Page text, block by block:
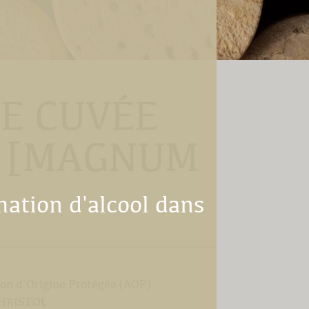
d'alcool dans
Protégée (AOP)